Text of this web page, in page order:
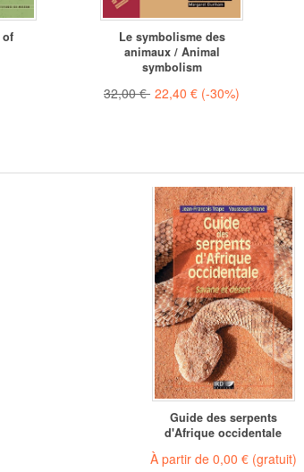
of
Le symbolisme des
animaux / Animal
symbolism
32,00 € 22,40 € (-30%)
Guide des serpents
d'Afrique occidentale
À partir de 0,00 € (gratuit)